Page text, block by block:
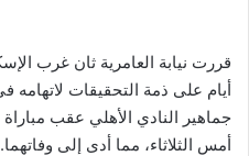
أيام على ذمة التحقيقات
جماهير النادي الأهلي عقب
أمس الثلاثاء، مما أدى إلى